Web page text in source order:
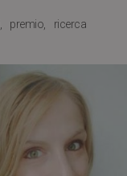
premio ricerca